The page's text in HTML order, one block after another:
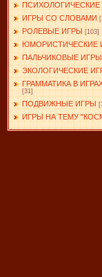
ПСИХОЛОГИЧЕСКИЕ
ИГРЫ СО СЛОВАМИ
РОЛЕВЫЕ ИГРЫ [103]
ЮМОРИСТИЧЕСКИЕ
ПАЛЬЧИКОВЫЕ ИГРЫ
ЭКОЛОГИЧЕСКИЕ
ГРАММАТИКА В
[31]
ПОДВИЖНЫЕ ИГРЫ
ИГРЫ НА ТЕМУ